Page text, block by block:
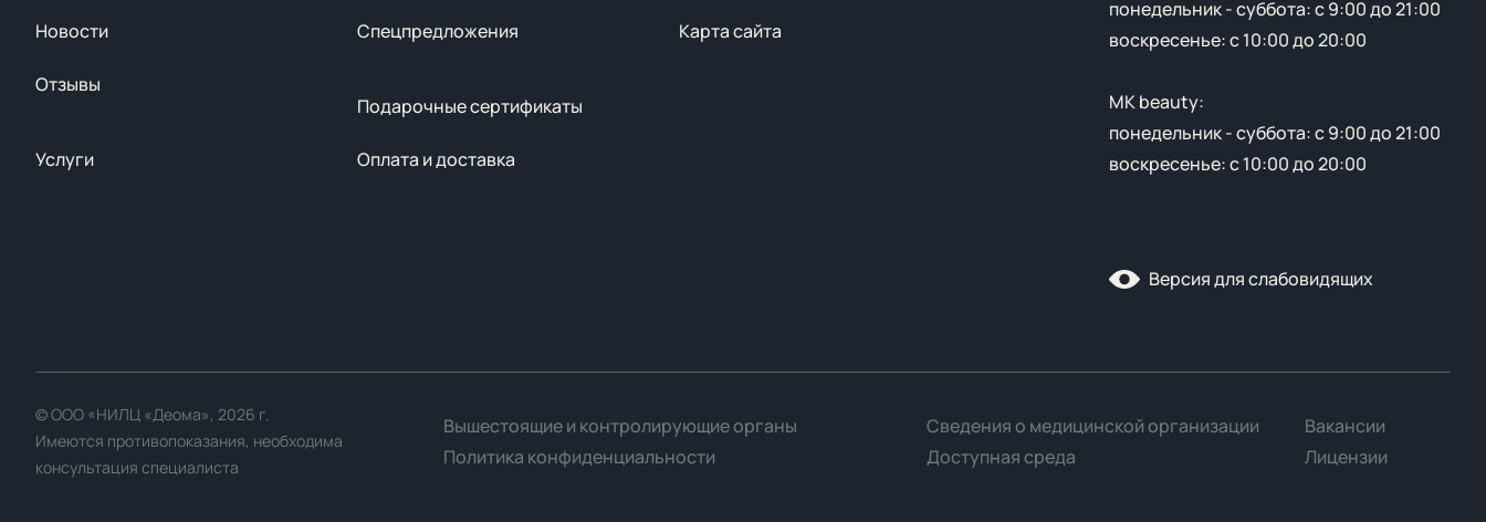
Новости
Отзывы
Услуги
Спецпредложения
Подарочные сертификаты
Оплата и доставка
Карта сайта
понедельник - суббота: с 9:00 до 21:00
воскресенье: с 10:00 до 20:00
MK beauty:
понедельник - суббота: с 9:00 до 21:00
воскресенье: с 10:00 до 20:00
Версия для слабовидящих
© ООО «НИЛЦ «Деома», 2026 г.
Имеются противопоказания, необходима
консультация специалиста
Вышестоящие и контролирующие органы
Политика конфиденциальности
Сведения о медицинской организации
Доступная среда
Вакансии
Лицензии